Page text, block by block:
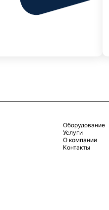
Оборудование
Услуги
О компании
Контакты